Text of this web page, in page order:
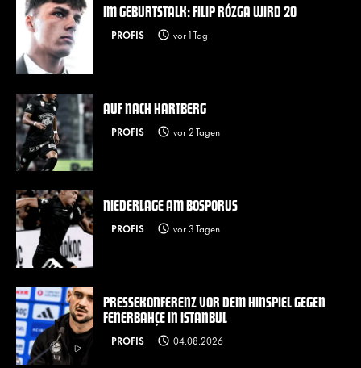
IM GEBURTSTALK: FILIP RÓZGA WIRD 20
PROFIS vor 1 Tag
AUF NACH HARTBERG
PROFIS vor 2 Tagen
NIEDERLAGE AM BOSPORUS
PROFIS vor 3 Tagen
PRESSEKONFERENZ VOR DEM HINSPIEL GEGEN
FENERBAHÇE IN ISTANBUL
PROFIS 04.08.2026